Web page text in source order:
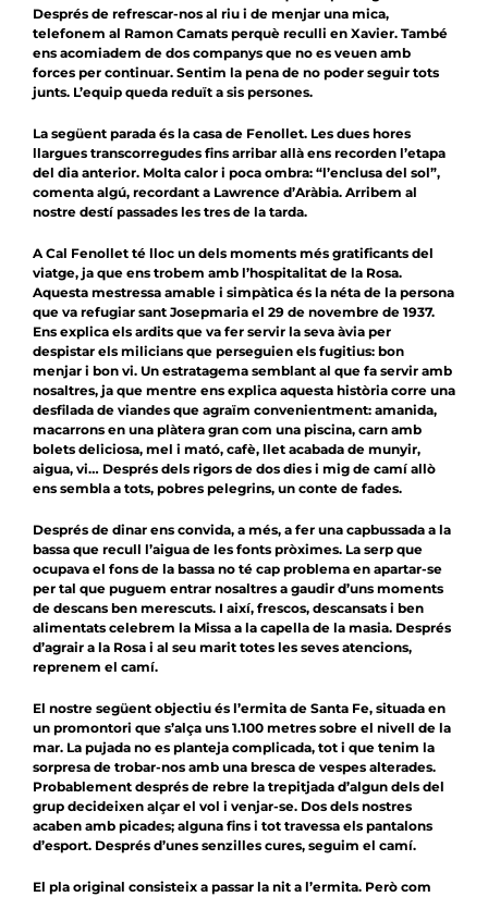
Després de refrescar-nos al riu i de menjar una mica,
telefonem al Ramon Camats perquè reculli en Xavier. També
ens acomiadem de dos companys que no es veuen amb
forces per continuar. Sentim la pena de no poder seguir tots
junts. L’equip queda reduït a sis persones.
La següent parada és la casa de Fenollet. Les dues hores
llargues transcorregudes fins arribar allà ens recorden l’etapa
del dia anterior. Molta calor i poca ombra: “l’enclusa del sol”,
comenta algú, recordant a Lawrence d’Aràbia. Arribem al
nostre destí passades les tres de la tarda.
A Cal Fenollet té lloc un dels moments més gratificants del
viatge, ja que ens trobem amb l’hospitalitat de la Rosa.
Aquesta mestressa amable i simpàtica és la néta de la persona
que va refugiar sant Josepmaria el 29 de novembre de 1937.
Ens explica els ardits que va fer servir la seva àvia per
despistar els milicians que perseguien els fugitius: bon
menjar i bon vi. Un estratagema semblant al que fa servir amb
nosaltres, ja que mentre ens explica aquesta història corre una
desfilada de viandes que agraïm convenientment: amanida,
macarrons en una plàtera gran com una piscina, carn amb
bolets deliciosa, mel i mató, cafè, llet acabada de munyir,
aigua, vi… Després dels rigors de dos dies i mig de camí allò
ens sembla a tots, pobres pelegrins, un conte de fades.
Després de dinar ens convida, a més, a fer una capbussada a la
bassa que recull l’aigua de les fonts pròximes. La serp que
ocupava el fons de la bassa no té cap problema en apartar-se
per tal que puguem entrar nosaltres a gaudir d’uns moments
de descans ben merescuts. I així, frescos, descansats i ben
alimentats celebrem la Missa a la capella de la masia. Després
d’agrair a la Rosa i al seu marit totes les seves atencions,
reprenem el camí.
El nostre següent objectiu és l’ermita de Santa Fe, situada en
un promontori que s’alça uns 1.100 metres sobre el nivell de la
mar. La pujada no es planteja complicada, tot i que tenim la
sorpresa de trobar-nos amb una bresca de vespes alterades.
Probablement després de rebre la trepitjada d’algun dels del
grup decideixen alçar el vol i venjar-se. Dos dels nostres
acaben amb picades; alguna fins i tot travessa els pantalons
d’esport. Després d’unes senzilles cures, seguim el camí.
El pla original consisteix a passar la nit a l’ermita. Però com